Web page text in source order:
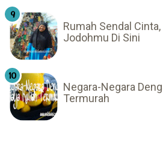
Rumah Sendal
Jodohmu Di Sini
Negara-Negara
Termurah